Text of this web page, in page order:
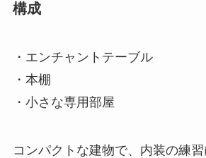
構成
・エンチャントテーブル
・本棚
・小さな専用部屋
コンパクトな建物で、内装の練習